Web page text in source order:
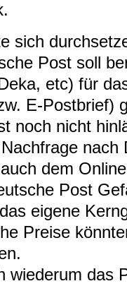
sich
Post soll
etc) für
E-Postbrief)
noch nicht
nach
dem
Post
eigene
Preise
wiederum das